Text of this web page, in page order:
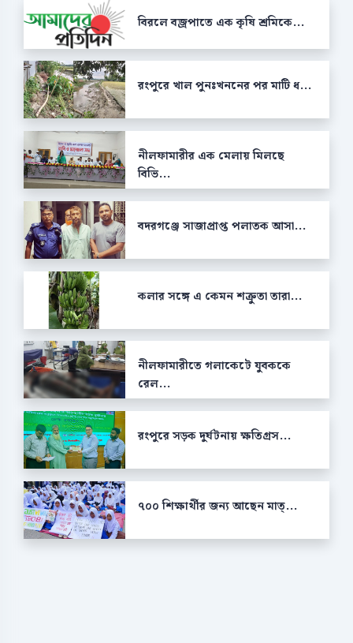
বিরলে বজ্রপাতে এক কৃষি শ্রমিকে...
রংপুরে খাল পুনঃখননের পর মাটি ধ...
নীলফামারীর এক মেলায় মিলছে
বিভি...
বদরগঞ্জে সাজাপ্রাপ্ত পলাতক আসা...
কলার সঙ্গে এ কেমন শক্রুতা তারা...
নীলফামারীতে গলাকেটে যুবককে
রেল...
রংপুরে সড়ক দুর্ঘটনায় ক্ষতিগ্রস...
৭০০ শিক্ষার্থীর জন্য আছেন মাত্...